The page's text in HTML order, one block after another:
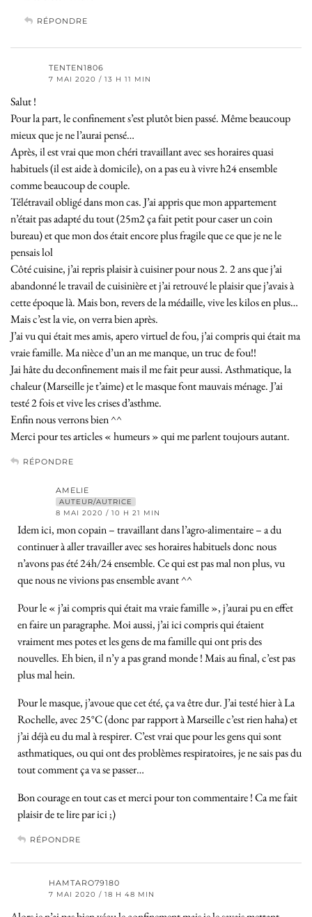
RÉPONDRE
TENTEN1806
7 MAI 2020 / 13 H 11 MIN
Salut !
Pour la part, le confinement s’est plutôt bien passé. Même beaucoup
mieux que je ne l’aurai pensé…
Après, il est vrai que mon chéri travaillant avec ses horaires quasi
habituels (il est aide à domicile), on a pas eu à vivre h24 ensemble
comme beaucoup de couple.
Télétravail obligé dans mon cas. J’ai appris que mon appartement
n’était pas adapté du tout (25m2 ça fait petit pour caser un coin
bureau) et que mon dos était encore plus fragile que ce que je ne le
pensais lol
Côté cuisine, j’ai repris plaisir à cuisiner pour nous 2. 2 ans que j’ai
abandonné le travail de cuisinière et j’ai retrouvé le plaisir que j’avais à
cette époque là. Mais bon, revers de la médaille, vive les kilos en plus…
Mais c’est la vie, on verra bien après.
J’ai vu qui était mes amis, apero virtuel de fou, j’ai compris qui était ma
vraie famille. Ma nièce d’un an me manque, un truc de fou!!
Jai hâte du deconfinement mais il me fait peur aussi. Asthmatique, la
chaleur (Marseille je t’aime) et le masque font mauvais ménage. J’ai
testé 2 fois et vive les crises d’asthme.
Enfin nous verrons bien ^^
Merci pour tes articles « humeurs » qui me parlent toujours autant.
RÉPONDRE
AMELIE
AUTEUR/AUTRICE
8 MAI 2020 / 10 H 21 MIN
Idem ici, mon copain – travaillant dans l’agro-alimentaire – a du
continuer à aller travailler avec ses horaires habituels donc nous
n’avons pas été 24h/24 ensemble. Ce qui est pas mal non plus, vu
que nous ne vivions pas ensemble avant ^^
Pour le « j’ai compris qui était ma vraie famille », j’aurai pu en effet
en faire un paragraphe. Moi aussi, j’ai ici compris qui étaient
vraiment mes potes et les gens de ma famille qui ont pris des
nouvelles. Eh bien, il n’y a pas grand monde ! Mais au final, c’est pas
plus mal hein.
Pour le masque, j’avoue que cet été, ça va être dur. J’ai testé hier à La
Rochelle, avec 25°C (donc par rapport à Marseille c’est rien haha) et
j’ai déjà eu du mal à respirer. C’est vrai que pour les gens qui sont
asthmatiques, ou qui ont des problèmes respiratoires, je ne sais pas du
tout comment ça va se passer…
Bon courage en tout cas et merci pour ton commentaire ! Ca me fait
plaisir de te lire par ici ;)
RÉPONDRE
HAMTARO79180
7 MAI 2020 / 18 H 48 MIN